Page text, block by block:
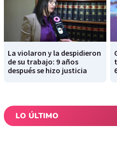
La violaron y la despidieron
de su trabajo: 9 años
después se hizo justicia
LO ÚLTIMO